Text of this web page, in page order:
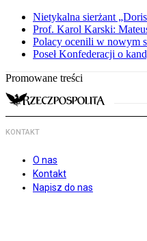
Nietykalna sierżant
Prof. Karol Karski:
Polacy ocenili w nowym
Poseł Konfederacji o
Promowane treści
KONTAKT
O nas
Kontakt
Napisz do nas